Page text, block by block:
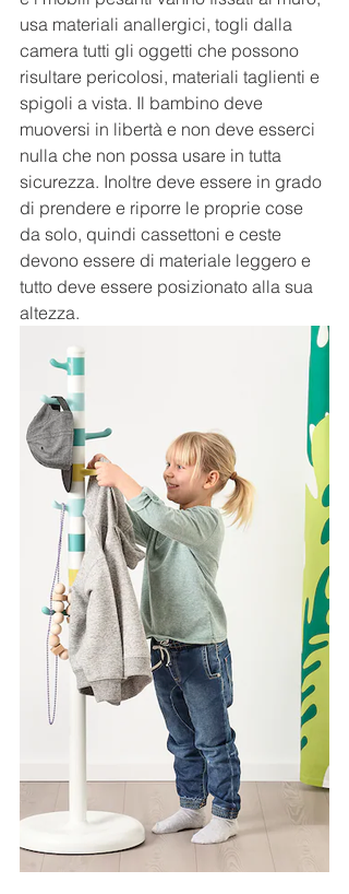
usa materiali anallergici, togli dalla
camera tutti gli oggetti che possono
risultare pericolosi, materiali taglienti e
spigoli a vista. Il bambino deve
muoversi in libertà e non deve esserci
nulla che non possa usare in tutta
sicurezza. Inoltre deve essere in grado
di prendere e riporre le proprie cose
da solo, quindi cassettoni e ceste
devono essere di materiale leggero e
tutto deve essere posizionato alla sua
altezza.